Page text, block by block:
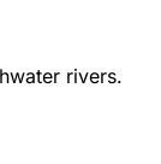
rivers.